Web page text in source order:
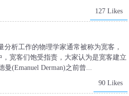
127 Likes
析工作的物理学家通常被称为宽客，
宽客们饱受指责，大家认为是宽客建立
(Emanuel Derman)之前曾...
90 Likes